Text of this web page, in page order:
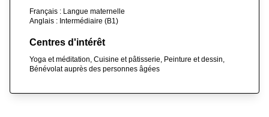
Français : Langue maternelle
Anglais : Intermédiaire (B1)
Centres d'intérêt
Yoga et méditation, Cuisine et pâtisserie, Peinture et dessin,
Bénévolat auprès des personnes âgées